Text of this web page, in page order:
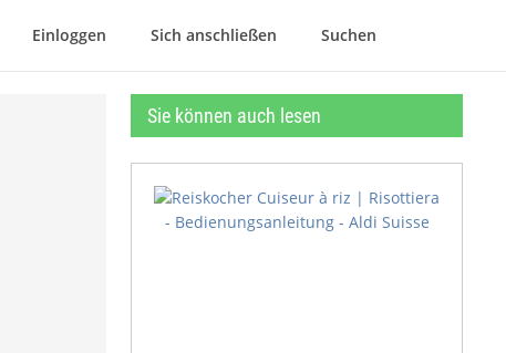
Einloggen Sich anschließen Suchen
Sie können auch lesen